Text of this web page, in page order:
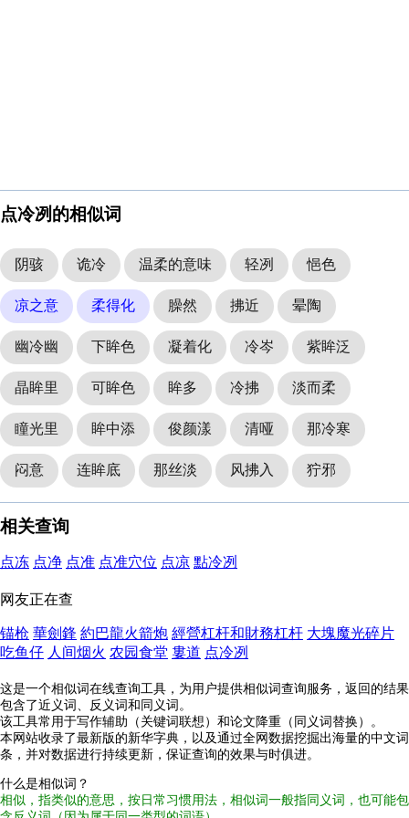
点冷冽的相似词
阴骇 诡冷 温柔的意味 轻冽 悒色
凉之意 柔得化 臊然 拂近 晕陶
幽冷幽 下眸色 凝着化 冷岑 紫眸泛
晶眸里 可眸色 眸多 冷拂 淡而柔
瞳光里 眸中添 俊颜漾 清哑 那冷寒
闷意 连眸底 那丝淡 风拂入 狞邪
相关查询
点冻 点净 点准 点准穴位 点凉 點冷冽
网友正在查
锚枪 華劍鋒 約巴龍火箭炮 經營杠杆和財務杠杆 大塊魔光碎片
吃鱼仔 人间烟火 农园食堂 婁道 点冷冽
这是一个相似词在线查询工具，为用户提供相似词查询服务，返回的结果
包含了近义词、反义词和同义词。
该工具常用于写作辅助（关键词联想）和论文降重（同义词替换）。
本网站收录了最新版的新华字典，以及通过全网数据挖掘出海量的中文词
条，并对数据进行持续更新，保证查询的效果与时俱进。
什么是相似词？
相似，指类似的意思，按日常习惯用法，相似词一般指同义词，也可能包